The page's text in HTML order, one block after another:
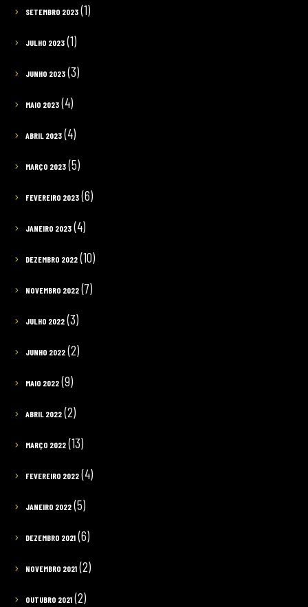
SETEMBRO 2023(1)
JULHO 2023(1)
JUNHO 2023(3)
MAIO 2023(4)
ABRIL 2023(4)
MARÇO 2023(5)
FEVEREIRO 2023(6)
JANEIRO 2023(4)
DEZEMBRO 2022(10)
NOVEMBRO 2022(7)
JULHO 2022(3)
JUNHO 2022(2)
MAIO 2022(9)
ABRIL 2022(2)
MARÇO 2022(13)
FEVEREIRO 2022(4)
JANEIRO 2022(5)
DEZEMBRO 2021(6)
NOVEMBRO 2021(2)
OUTUBRO 2021(2)